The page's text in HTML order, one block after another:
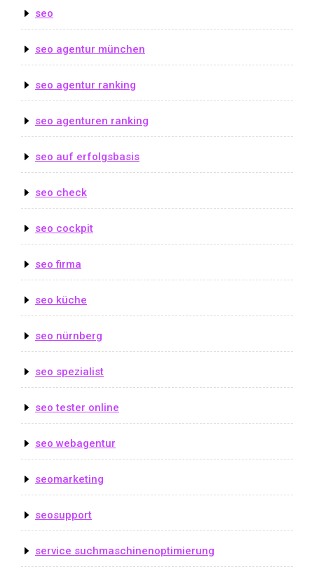
seo
seo agentur münchen
seo agentur ranking
seo agenturen ranking
seo auf erfolgsbasis
seo check
seo cockpit
seo firma
seo küche
seo nürnberg
seo spezialist
seo tester online
seo webagentur
seomarketing
seosupport
service suchmaschinenoptimierung